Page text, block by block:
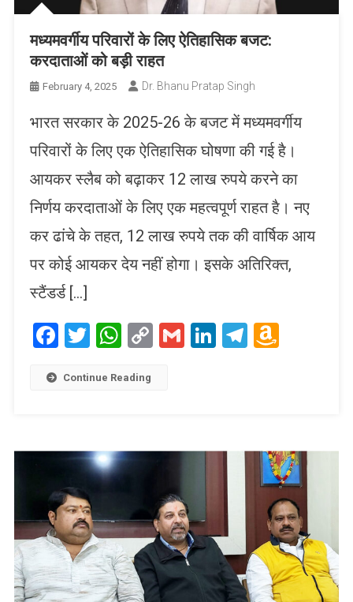
मध्यमवर्गीय परिवारों के लिए ऐतिहासिक बजट:
करदाताओं को बड़ी राहत
February 4, 2025 Dr. Bhanu Pratap Singh
भारत सरकार के 2025-26 के बजट में मध्यमवर्गीय
परिवारों के लिए एक ऐतिहासिक घोषणा की गई है।
आयकर स्लैब को बढ़ाकर 12 लाख रुपये करने का
निर्णय करदाताओं के लिए एक महत्वपूर्ण राहत है। नए
कर ढांचे के तहत, 12 लाख रुपये तक की वार्षिक आय
पर कोई आयकर देय नहीं होगा। इसके अतिरिक्त,
स्टैंडर्ड […]
Facebook
TwitterWhatsApp
CopyGmailLinkedIn
Telegram
Continue Reading